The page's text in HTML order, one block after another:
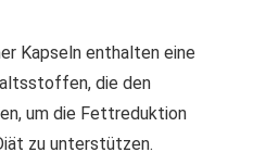
Kapseln enthalten eine
die den
um die Fettreduktion
zu unterstützen.